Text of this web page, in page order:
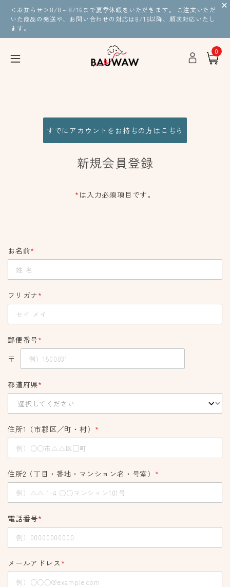
＜お知らせ＞8/8～8/16まで夏季休暇をいただきます。 ご注文いただ
いた商品の発送や、お問い合わせの対応は8/16以降、順次対応いたし
ます。
0
すでにアカウントをお持ちの方はこちら
新規会員登録
* は入力必須項目です。
お名前*
フリガナ*
郵便番号*
〒
都道府県*
住所1（市郡区／町・村） *
住所2（丁目・番地・マンション名・号室） *
電話番号*
メールアドレス *